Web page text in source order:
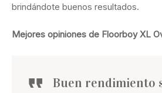
brindándote buenos resultados.
Mejores opiniones de Floorboy XL
Buen rendimiento